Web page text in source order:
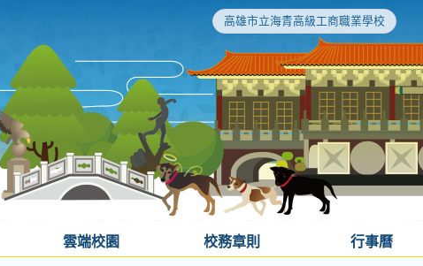
高雄市立海青高級工商職業學校
雲端校園 校務章則 行事曆